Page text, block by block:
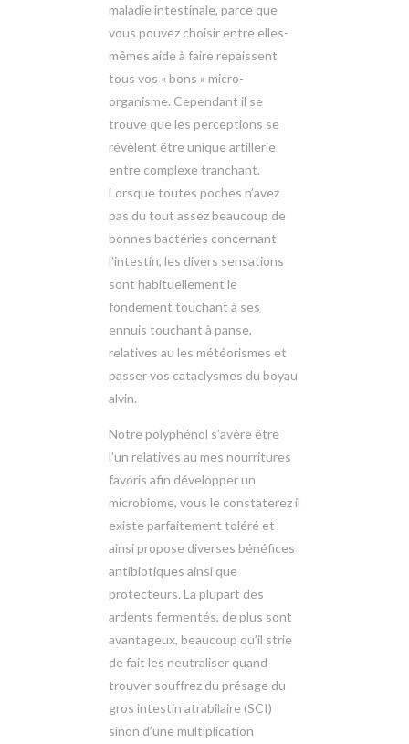
maladie intestinale, parce que
vous pouvez choisir entre elles-
mêmes aide à faire repaissent
tous vos « bons » micro-
organisme. Cependant il se
trouve que les perceptions se
révèlent être unique artillerie
entre complexe tranchant.
Lorsque toutes poches n’avez
pas du tout assez beaucoup de
bonnes bactéries concernant
l’intestin, les divers sensations
sont habituellement le
fondement touchant à ses
ennuis touchant à panse,
relatives au les météorismes et
passer vos cataclysmes du boyau
alvin.
Notre polyphénol s’avère être
l’un relatives au mes nourritures
favoris afin développer un
microbiome, vous le constaterez il
existe parfaitement toléré et
ainsi propose diverses bénéfices
antibiotiques ainsi que
protecteurs. La plupart des
ardents fermentés, de plus sont
avantageux, beaucoup qu’il strie
de fait les neutraliser quand
trouver souffrez du présage du
gros intestin atrabilaire (SCI)
sinon d’une multiplication